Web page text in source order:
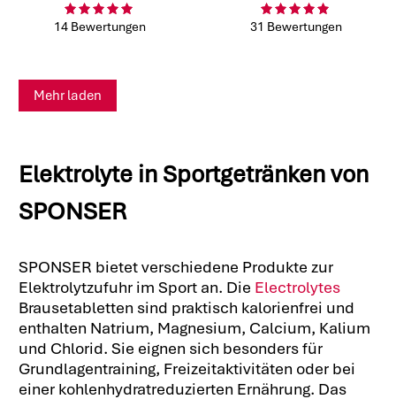
14 Bewertungen 31 Bewertungen
Mehr laden
Elektrolyte in Sportgetränken von
SPONSER
SPONSER bietet verschiedene Produkte zur
Elektrolytzufuhr im Sport an. Die Electrolytes
Brausetabletten sind praktisch kalorienfrei und
enthalten Natrium, Magnesium, Calcium, Kalium
und Chlorid. Sie eignen sich besonders für
Grundlagentraining, Freizeitaktivitäten oder bei
einer kohlenhydratreduzierten Ernährung. Das